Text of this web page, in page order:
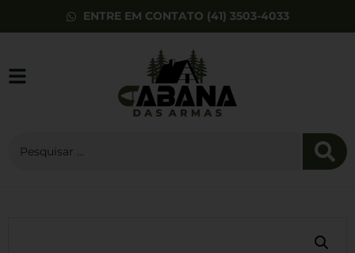
ENTRE EM CONTATO (41) 3503-4033
ADD